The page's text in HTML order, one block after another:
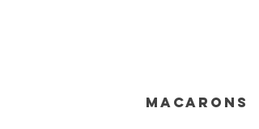
Macarons